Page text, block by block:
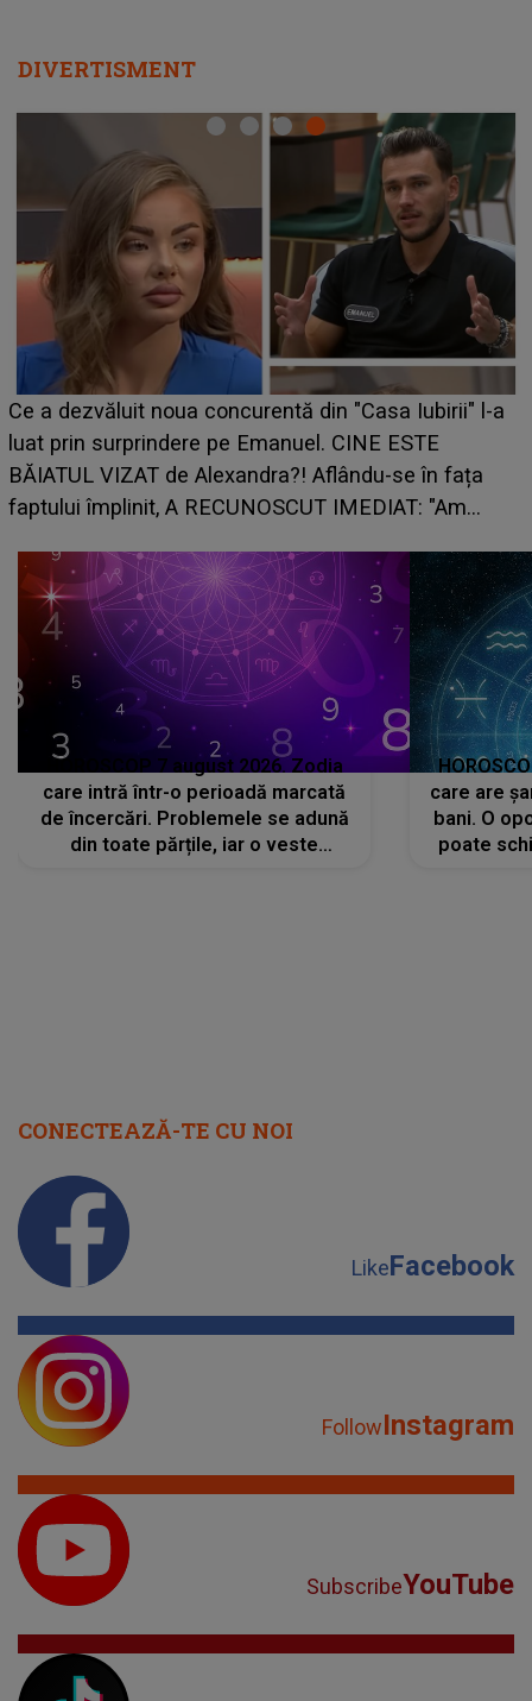
DIVERTISMENT
HOROSCOP de weekend, 8-9 august 2026. Zodia
care riscă să rămână fără bani. O decizie luată în
grabă îi aduce pierderi semnificative și îi dă toate
planurile peste cap
HOROSCOP 7 august 2026. Zodia
care intră într-o perioadă marcată
de încercări. Problemele se adună
din toate părțile, iar o veste
care are
bani. O
poate
CONECTEAZĂ-TE CU NOI
LikeFacebook
FollowInstagram
SubscribeYouTube